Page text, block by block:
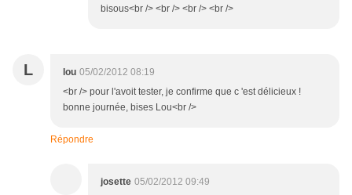
bisous<br /> <br /> <br /> <br />
L lou 05/02/2012 08:19
<br /> pour l'avoit tester, je confirme que c 'est délicieux !
bonne journée, bises Lou<br />
Répondre
josette 05/02/2012 09:49